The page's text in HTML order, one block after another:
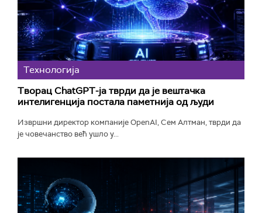
Технологијa
Творац ChatGPT-ја тврди да је вештачка
интелигенција постала паметнија од људи
Извршни директор компаније OpenAI, Сем Алтман, тврди да
је човечанство већ ушло у...